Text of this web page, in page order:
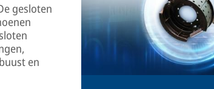
gesloten
en